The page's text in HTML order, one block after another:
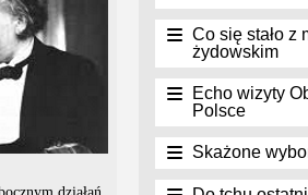
sapiens” do
się instynktem
Co się stało z
żydowskim
Echo wizyty
Polsce
Skażone